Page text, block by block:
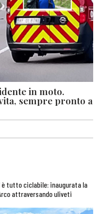
in moto.
sempre pronto a
è tutto ciclabile: inaugurata la
attraversando uliveti